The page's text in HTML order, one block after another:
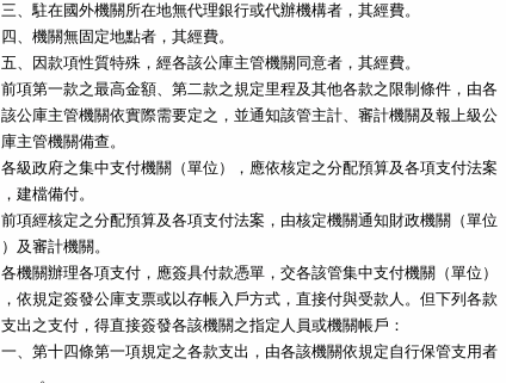
三、駐在國外機關所在地無代理銀行或代辦機構者，其經費。
四、機關無固定地點者，其經費。
五、因款項性質特殊，經各該公庫主管機關同意者，其經費。
前項第一款之最高金額、第二款之規定里程及其他各款之限制條件，由各
該公庫主管機關依實際需要定之，並通知該管主計、審計機關及報上級公
各級政府之集中支付機關（單位），應依核定之分配預算及各項支付法案
，建檔備付。
前項經核定之分配預算及各項支付法案，由核定機關通知財政機關（單位
各機關辦理各項支付，應簽具付款憑單，交各該管集中支付機關（單位）
，依規定簽發公庫支票或以存帳入戶方式，直接付與受款人。但下列各款
支出之支付，得直接簽發各該機關之指定人員或機關帳戶：
一、第十四條第一項規定之各款支出，由各該機關依規定自行保管支用者